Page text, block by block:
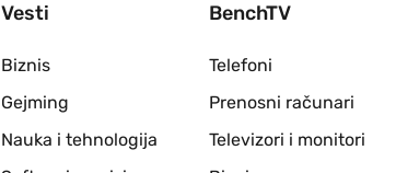
Vesti
Biznis
Gejming
Nauka i tehnologija
BenchTV
Telefoni
Prenosni računari
Televizori i monitori